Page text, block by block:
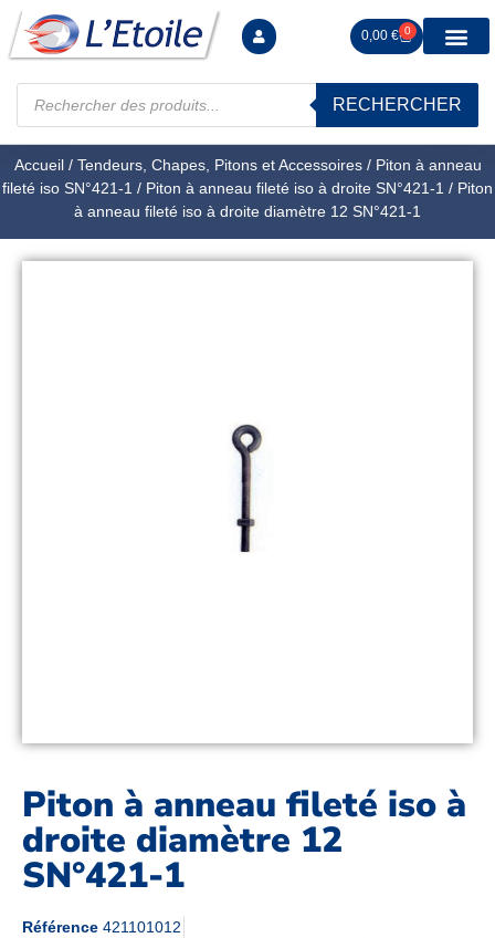
0,00 € 0
RECHERCHER
Accueil/ Tendeurs, Chapes, Pitons et Accessoires/ Piton à anneau
fileté iso SN°421-1 / Piton à anneau fileté iso à droite SN°421-1 / Piton
à anneau fileté iso à droite diamètre 12 SN°421-1
Piton à anneau fileté iso à
droite diamètre 12
SN°421-1
Référence 421101012